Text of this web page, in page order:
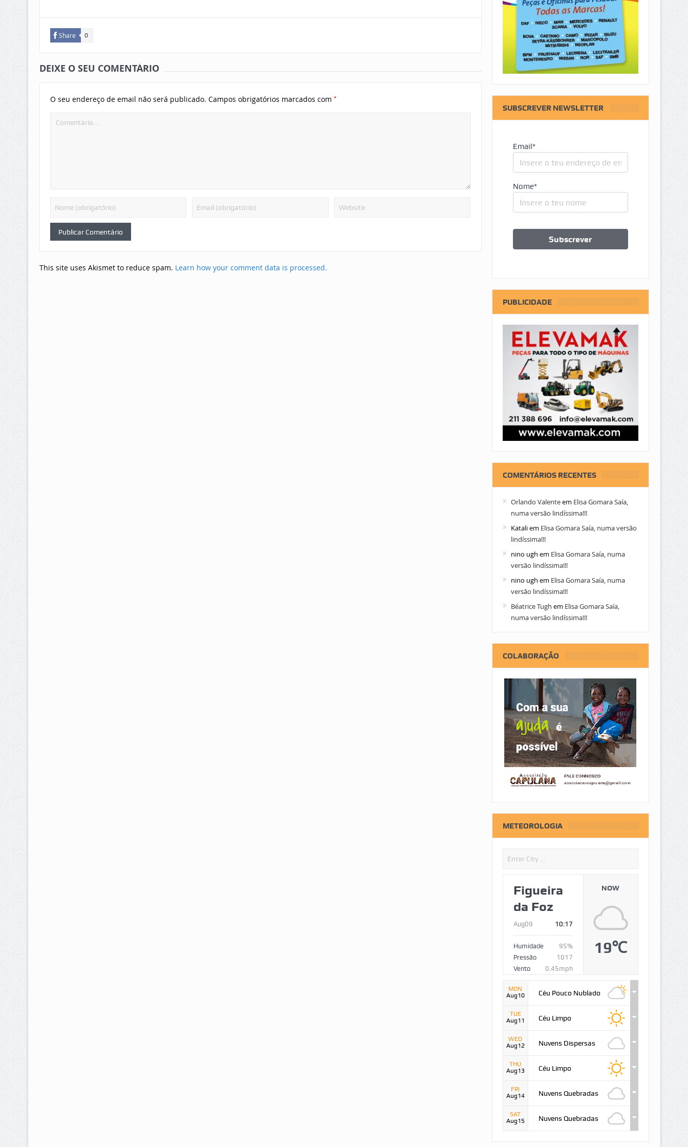
Share 0
DEIXE O SEU COMENTÁRIO
O seu endereço de email não será publicado. Campos obrigatórios marcados com *
This site uses Akismet to reduce spam. Learn how your comment data is processed.
SUBSCREVER NEWSLETTER
Email*
Nome*
PUBLICIDADE
COMENTÁRIOS RECENTES
Orlando Valenteem Elisa Gomara Saía,
numa versão lindíssima!!!
Kataliem Elisa Gomara Saía, numa versão
lindíssima!!!
nino ugh em Elisa Gomara Saía, numa
versão lindíssima!!!
nino ugh em Elisa Gomara Saía, numa
versão lindíssima!!!
Béatrice Tugh em Elisa Gomara Saía,
numa versão lindíssima!!!
COLABORAÇÃO
METEOROLOGIA
Figueira
da Foz
Aug09 10:17
Humidade
95%
Pressão
1017
Vento
0.45mph
NOW
19℃
MON
Aug10
Céu Pouco Nublado
TUE
Aug11
Céu Limpo
WED
Aug12
Nuvens Dispersas
THU
Aug13
Céu Limpo
FRI
Aug14
Nuvens Quebradas
SAT
Aug15
Nuvens Quebradas